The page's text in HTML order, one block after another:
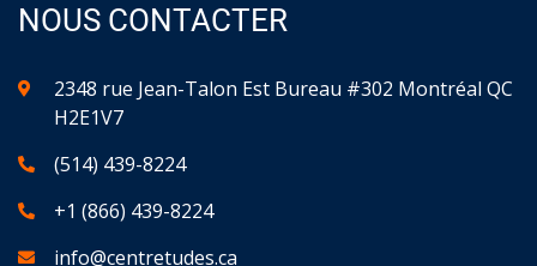
NOUS CONTACTER
2348 rue Jean-Talon Est Bureau #302 Montréal QC
H2E1V7
(514) 439-8224
+1 (866) 439-8224
info@centretudes.ca